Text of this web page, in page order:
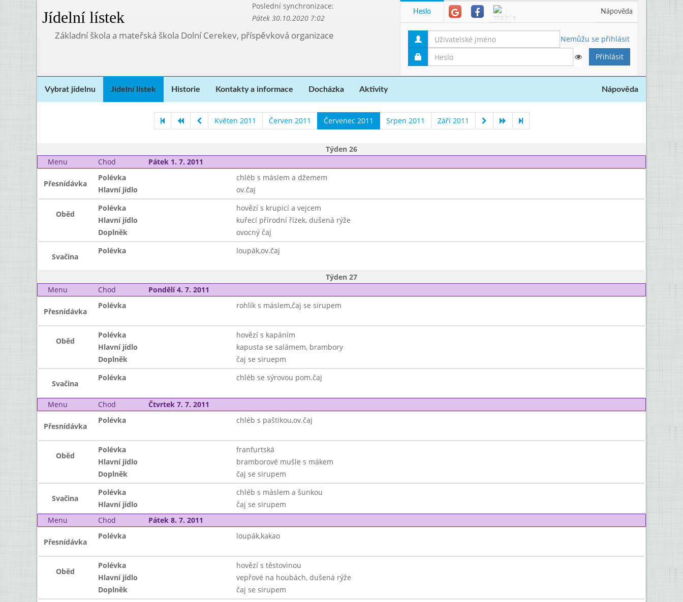
Jídelní lístek
Poslední synchronizace:
Pátek 30.10.2020 7:02
Základní škola a mateřská škola Dolní Cerekev, příspěvková organizace
Heslo Nápověda
Nemůžu se přihlásit
Vybrat jídelnu Jídelní lístek Historie Kontakty a informace Docházka Aktivity Nápověda
Květen 2011 Červen 2011 Červenec 2011 Srpen 2011 Září 2011
Týden 26
Menu
Chod Pátek 1. 7. 2011
Přesnídávka
Polévka
chléb s máslem a džemem
Hlavní jídlo
ov.čaj
Oběd
Polévka
hovězí s krupicí a vejcem
Hlavní jídlo
kuřecí přírodní řízek, dušená rýže
Doplněk
ovocný čaj
Svačina
Polévka loupák,ov.čaj
Týden 27
Menu
Chod Pondělí 4. 7. 2011
Přesnídávka
Polévka rohlík s máslem,čaj se sirupem
Oběd
Polévka
hovězí s kapáním
Hlavní jídlo
kapusta se salámem, brambory
Doplněk
čaj se siruepm
Svačina
Polévka chléb se sýrovou pom.čaj
Menu Chod Čtvrtek 7. 7. 2011
Přesnídávka
Polévka chléb s paštikou,ov.čaj
Oběd
Polévka
franfurtská
Hlavní jídlo
bramborové mušle s mákem
Doplněk
čaj se sirupem
Svačina
Polévka
chléb s máslem a šunkou
Hlavní jídlo
čaj se sirupem
Menu
Chod Pátek 8. 7. 2011
Přesnídávka
Polévka loupák,kakao
Oběd
Polévka
hovězí s těstovinou
Hlavní jídlo
vepřové na houbách, dušená rýže
Doplněk
čaj se sirupem